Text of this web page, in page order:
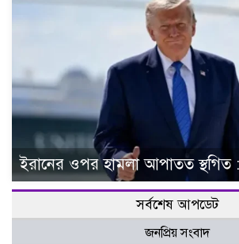
ইরানের ওপর হামলা আপাতত স্থগিত :
সর্বশেষ আপডেট
জনপ্রিয় সংবাদ